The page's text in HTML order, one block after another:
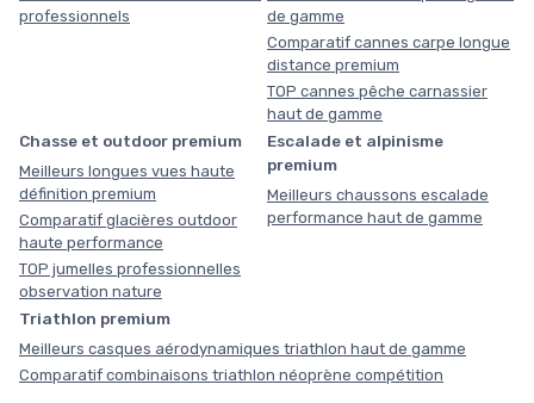
professionnels
de gamme
Comparatif cannes carpe longue
distance premium
TOP cannes pêche carnassier
haut de gamme
Chasse et outdoor premium
Meilleurs longues vues haute
définition premium
Comparatif glacières outdoor
haute performance
TOP jumelles professionnelles
observation nature
Escalade et alpinisme
premium
Meilleurs chaussons escalade
performance haut de gamme
Triathlon premium
Meilleurs casques aérodynamiques triathlon haut de gamme
Comparatif combinaisons triathlon néoprène compétition